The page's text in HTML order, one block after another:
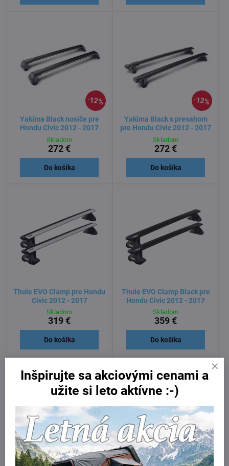
12%
Yakima Black nosiče pre
Hondu Civic 2012 - 2017
Skladom
272 €
Do košíka
12%
Yakima Black s presahom
pre Hondu Civic 2012 - 2017
Skladom
272 €
Do košíka
Thule EVO Clamp pre Hondu
Civic 2012 - 2017
Skladom
319 €
Do košíka
Thule EVO Clamp Black pre
Hondu Civic 2012 - 2017
Skladom
359 €
Do košíka
Thule EDGE Clamp Black pre Thule EDGE Clamp pre
Inšpirujte sa akciovými cenami a
užite si leto aktívne :-)